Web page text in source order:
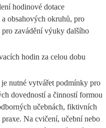
hodinové dotace
obsahových okruhů, pro
zavádění výuky dalšího
hodin za celou dobu
nutné vytvářet podmínky pro
dovedností a činností formou
učebnách, fiktivních
Na cvičení, učební nebo